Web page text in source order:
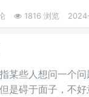
录。
1816 浏览
某些人想问一个
是碍于面子，不